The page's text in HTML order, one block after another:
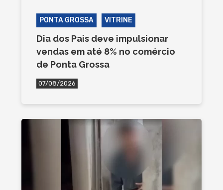
PONTA GROSSA VITRINE
Dia dos Pais deve impulsionar
vendas em até 8% no comércio
de Ponta Grossa
07/08/2026